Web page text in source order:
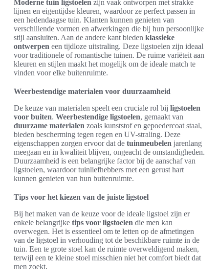
Moderne tuin ligstoelen zijn vaak ontworpen met strakke
lijnen en eigentijdse kleuren, waardoor ze perfect passen in
een hedendaagse tuin. Klanten kunnen genieten van
verschillende vormen en afwerkingen die bij hun persoonlijke
stijl aansluiten. Aan de andere kant bieden klassieke
ontwerpen een tijdloze uitstraling. Deze ligstoelen zijn ideaal
voor traditionele of romantische tuinen. De ruime variëteit aan
kleuren en stijlen maakt het mogelijk om de ideale match te
vinden voor elke buitenruimte.
Weerbestendige materialen voor duurzaamheid
De keuze van materialen speelt een cruciale rol bij ligstoelen
voor buiten. Weerbestendige ligstoelen, gemaakt van
duurzame materialen zoals kunststof en gepoedercoat staal,
bieden bescherming tegen regen en UV-straling. Deze
eigenschappen zorgen ervoor dat de tuinmeubelen jarenlang
meegaan en in kwaliteit blijven, ongeacht de omstandigheden.
Duurzaamheid is een belangrijke factor bij de aanschaf van
ligstoelen, waardoor tuinliefhebbers met een gerust hart
kunnen genieten van hun buitenruimte.
Tips voor het kiezen van de juiste ligstoel
Bij het maken van de keuze voor de ideale ligstoel zijn er
enkele belangrijke tips voor ligstoelen die men kan
overwegen. Het is essentieel om te letten op de afmetingen
van de ligstoel in verhouding tot de beschikbare ruimte in de
tuin. Een te grote stoel kan de ruimte overweldigend maken,
terwijl een te kleine stoel misschien niet het comfort biedt dat
men zoekt.